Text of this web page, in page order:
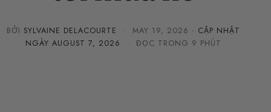
BỞI SYLVAINE DELACOURTE · MAY 19, 2026 · CẬP NHẬT
NGÀYAUGUST 7, 2026 · ĐỌC TRONG 9 PHÚT